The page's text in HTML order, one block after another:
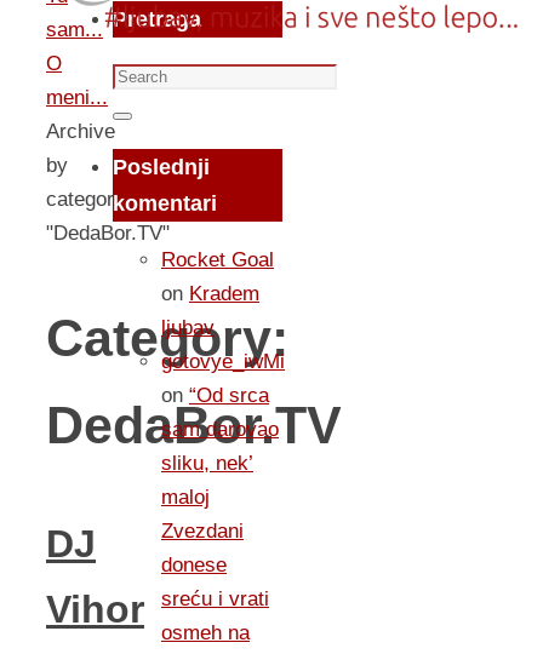
sam...
O
meni...
Archive
by
category
"DedaBor.TV"
Category:
DedaBor.TV
DJ
Vihor
Pretraga
Search
for:
Search
Poslednji
komentari
Rocket Goal
on Kradem
ljubav
gotovye_iwMi
on “Od srca
sam darovao
sliku, nek’
maloj
Zvezdani
donese
sreću i vrati
osmeh na